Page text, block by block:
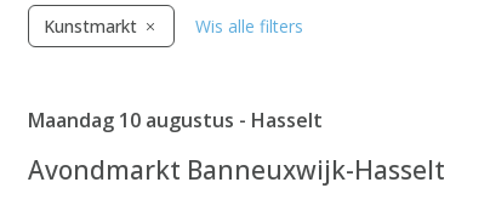
Kunstmarkt Wis alle filters
Maandag 10 augustus - Hasselt
Avondmarkt Banneuxwijk-Hasselt